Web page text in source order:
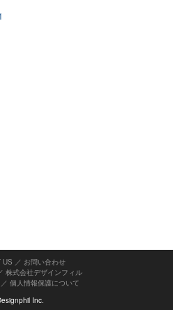
US ／ お問い合わせ
株式会社デザインフィル
個人情報保護について
Inc.